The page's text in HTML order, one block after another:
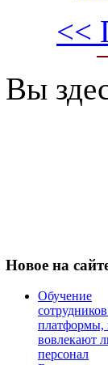
<<
Вы
Новое на
Обучение
платформы,
вовлекают
персонал